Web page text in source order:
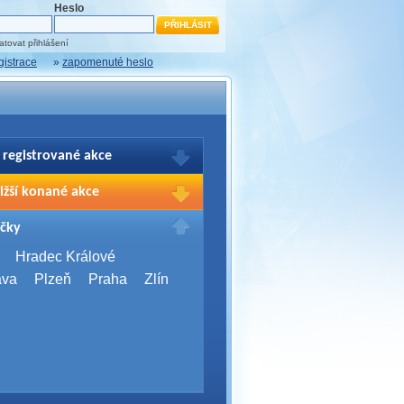
Heslo
přihlášení
» zapomenuté heslo
registrované akce
Vašich registrací na akce
přihlašte.
konané akce
2026
Brno
Server Bootcamp 2026
Hradec Králové
Plzeň Praha Zlín